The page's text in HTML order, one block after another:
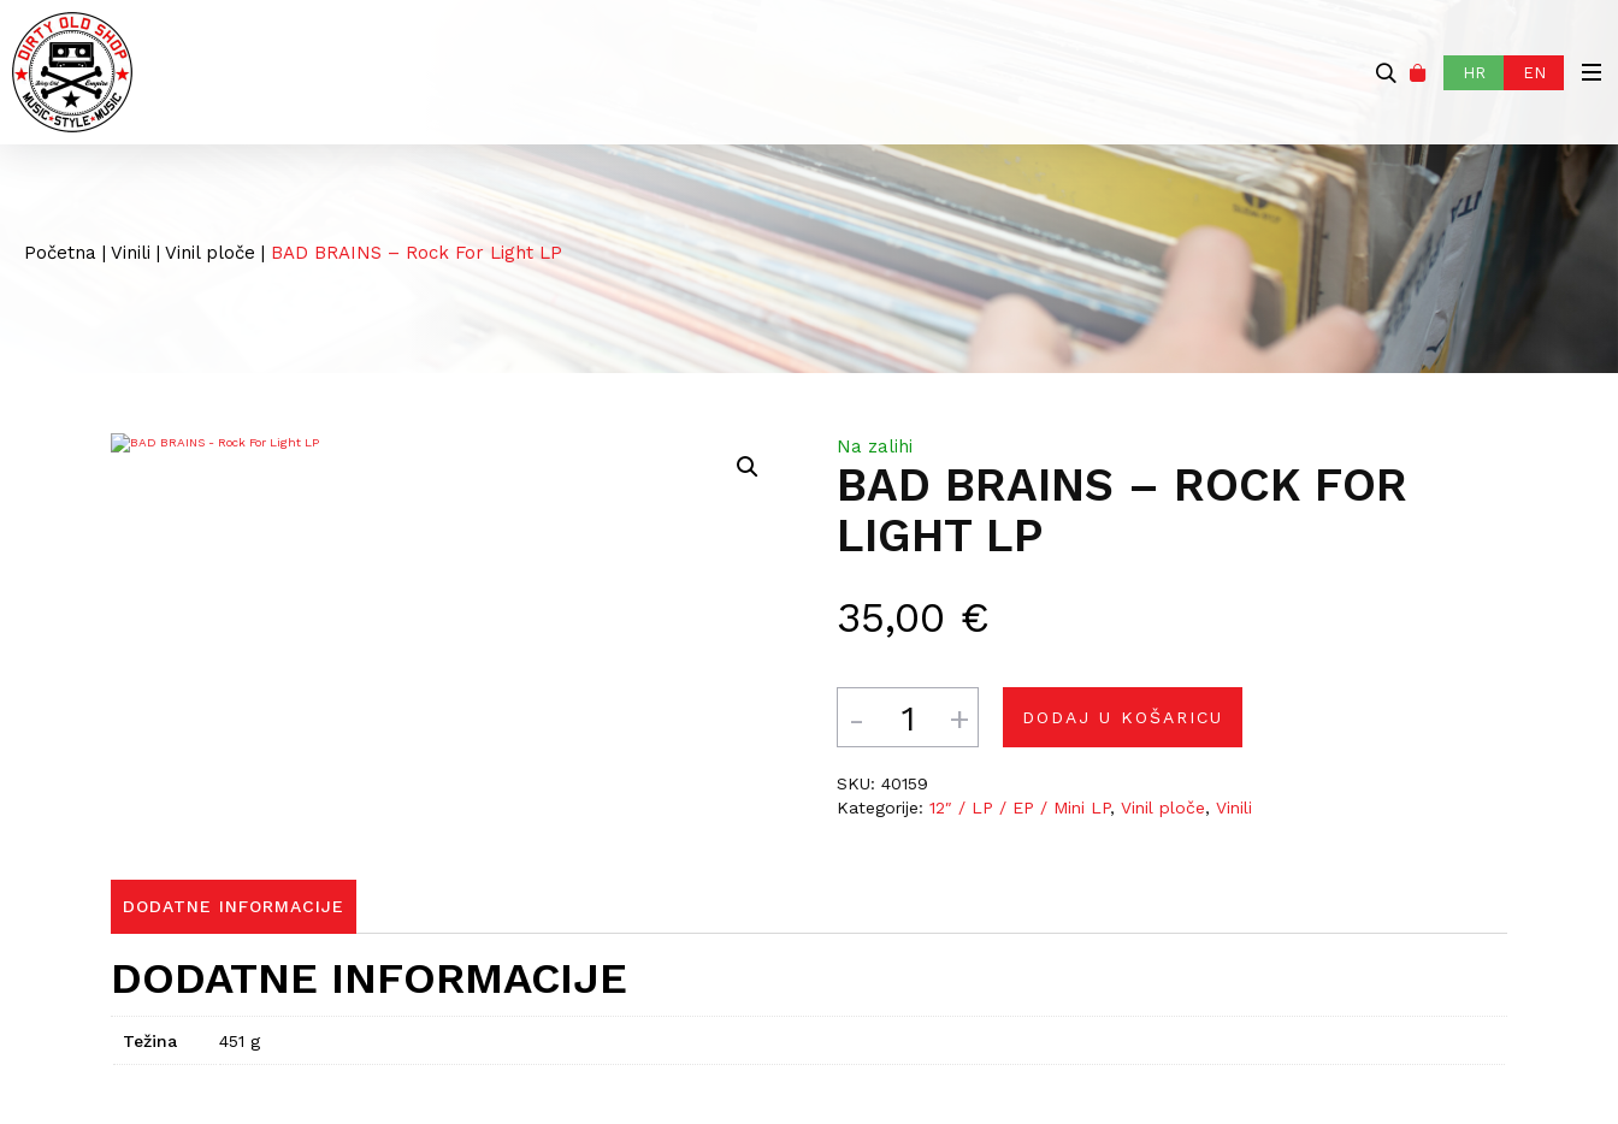
HR EN
Početna | Vinili | Vinil ploče | BAD BRAINS – Rock For Light LP
BAD BRAINS – ROCK FOR
LIGHT LP
35,00 €
Na zalihi
DODAJ U KOŠARICU
SKU:40159
Kategorije:12″ / LP / EP / Mini LP,Vinil ploče,Vinili
DODATNE INFORMACIJE
DODATNE INFORMACIJE
Težina 451 g